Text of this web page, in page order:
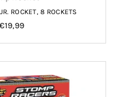
ROCKET, 8 ROCKETS
Normale
€19,99